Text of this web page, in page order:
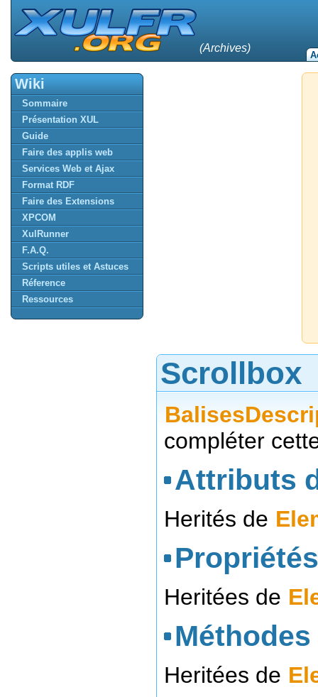
(Archives)
Scrollbox
compléter
Attributs
Herités de
Heritées de
Heritées de
Wiki
Sommaire
Présentation XUL
Guide
Faire des applis web
Services Web et Ajax
Format RDF
Faire des Extensions
XPCOM
XulRunner
F.A.Q.
Scripts utiles et Astuces
Réference
Ressources